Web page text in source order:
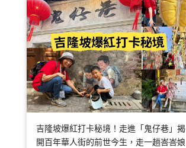
吉隆坡爆紅打卡秘境！走進「鬼仔巷」揭
開百年華人街的前世今生，走一趟峇峇娘